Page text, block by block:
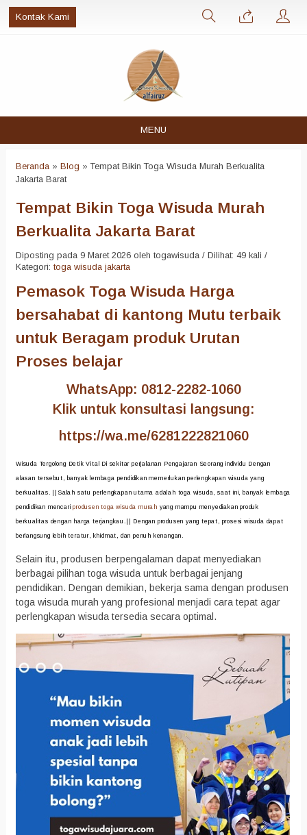
Kontak Kami
MENU
Beranda » Blog »Tempat Bikin Toga Wisuda Murah Berkualita
Jakarta Barat
Tempat Bikin Toga Wisuda Murah
Berkualita Jakarta Barat
Diposting pada 9 Maret 2026 oleh togawisuda / Dilihat: 49 kali /
Kategori: toga wisuda jakarta
Pemasok Toga Wisuda Harga
bersahabat di kantong Mutu terbaik
untuk Beragam produk Urutan
Proses belajar
WhatsApp: 0812-2282-1060
Klik untuk konsultasi langsung:
https://wa.me/6281222821060
Wisuda Tergolong Detik Vital Di sekitar perjalanan Pengajaran Seorang individu Dengan
alasan tersebut, banyak lembaga pendidikan memerlukan perlengkapan wisuda yang
berkualitas. ||Salah satu perlengkapan utama adalah toga wisuda, saat ini, banyak lembaga
pendidikan mencariprodusen toga wisuda murah yang mampu menyediakan produk
berkualitas dengan harga terjangkau.|| Dengan produsen yang tepat, prosesi wisuda dapat
berlangsung lebih teratur, khidmat, dan penuh kenangan.
Selain itu, produsen berpengalaman dapat menyediakan
berbagai pilihan toga wisuda untuk berbagai jenjang
pendidikan. Dengan demikian, bekerja sama dengan produsen
toga wisuda murah yang profesional menjadi cara tepat agar
perlengkapan wisuda tersedia secara optimal.